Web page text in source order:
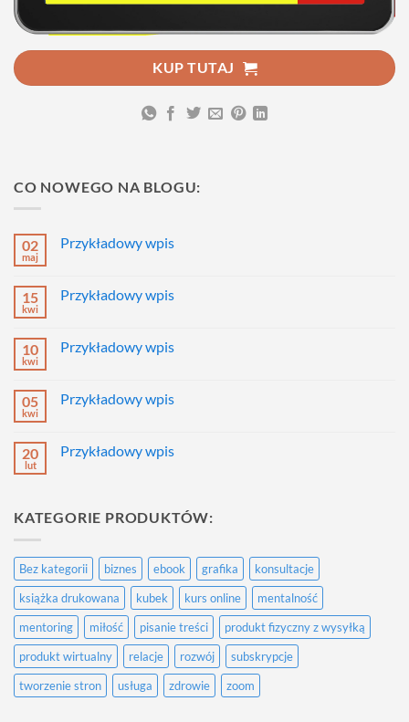
KUP TUTAJ
CO NOWEGO NA BLOGU:
02
maj
Przykładowy wpis
Przykładowy
15
kwi
Przykładowy wpis
Przykładowy
10
kwi
Przykładowy wpis
Przykładowy
05
kwi
Przykładowy wpis
Przykładowy
20
lut
Przykładowy wpis
wpis
KATEGORIE PRODUKTÓW:
Bez kategorii biznes ebook grafika
konsultacje
książka drukowana
kubek kurs online
mentalność
mentoring
miłość pisanie treści
produkt fizyczny z wysyłką
produkt wirtualny
relacje rozwój
subskrypcje
tworzenie stron
usługa zdrowie zoom